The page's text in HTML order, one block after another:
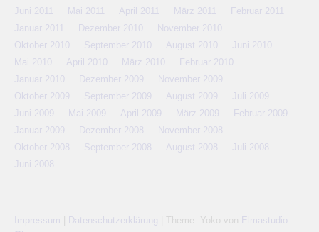
Juni 2011
Mai 2011 April 2011 März 2011
Februar 2011
Januar 2011
Dezember 2010
November 2010
Oktober 2010
September 2010 August 2010
Juni 2010
Mai 2010
April 2010 März 2010
Februar 2010
Januar 2010
Dezember 2009
November 2009
Oktober 2009
September 2009 August 2009
Juli 2009
Juni 2009
Mai 2009 April 2009 März 2009
Februar 2009
Januar 2009
Dezember 2008
November 2008
Oktober 2008
September 2008 August 2008
Juli 2008
Juni 2008
Impressum Datenschutzerklärung Theme: Yoko von Elmastudio